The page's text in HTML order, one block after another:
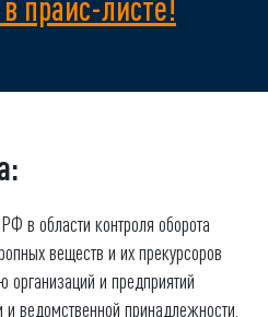
в области контроля оборота
веществ и их прекурсоров
организаций и предприятий
ведомственной принадлежности,